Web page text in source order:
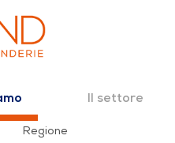
Il settore
Regione